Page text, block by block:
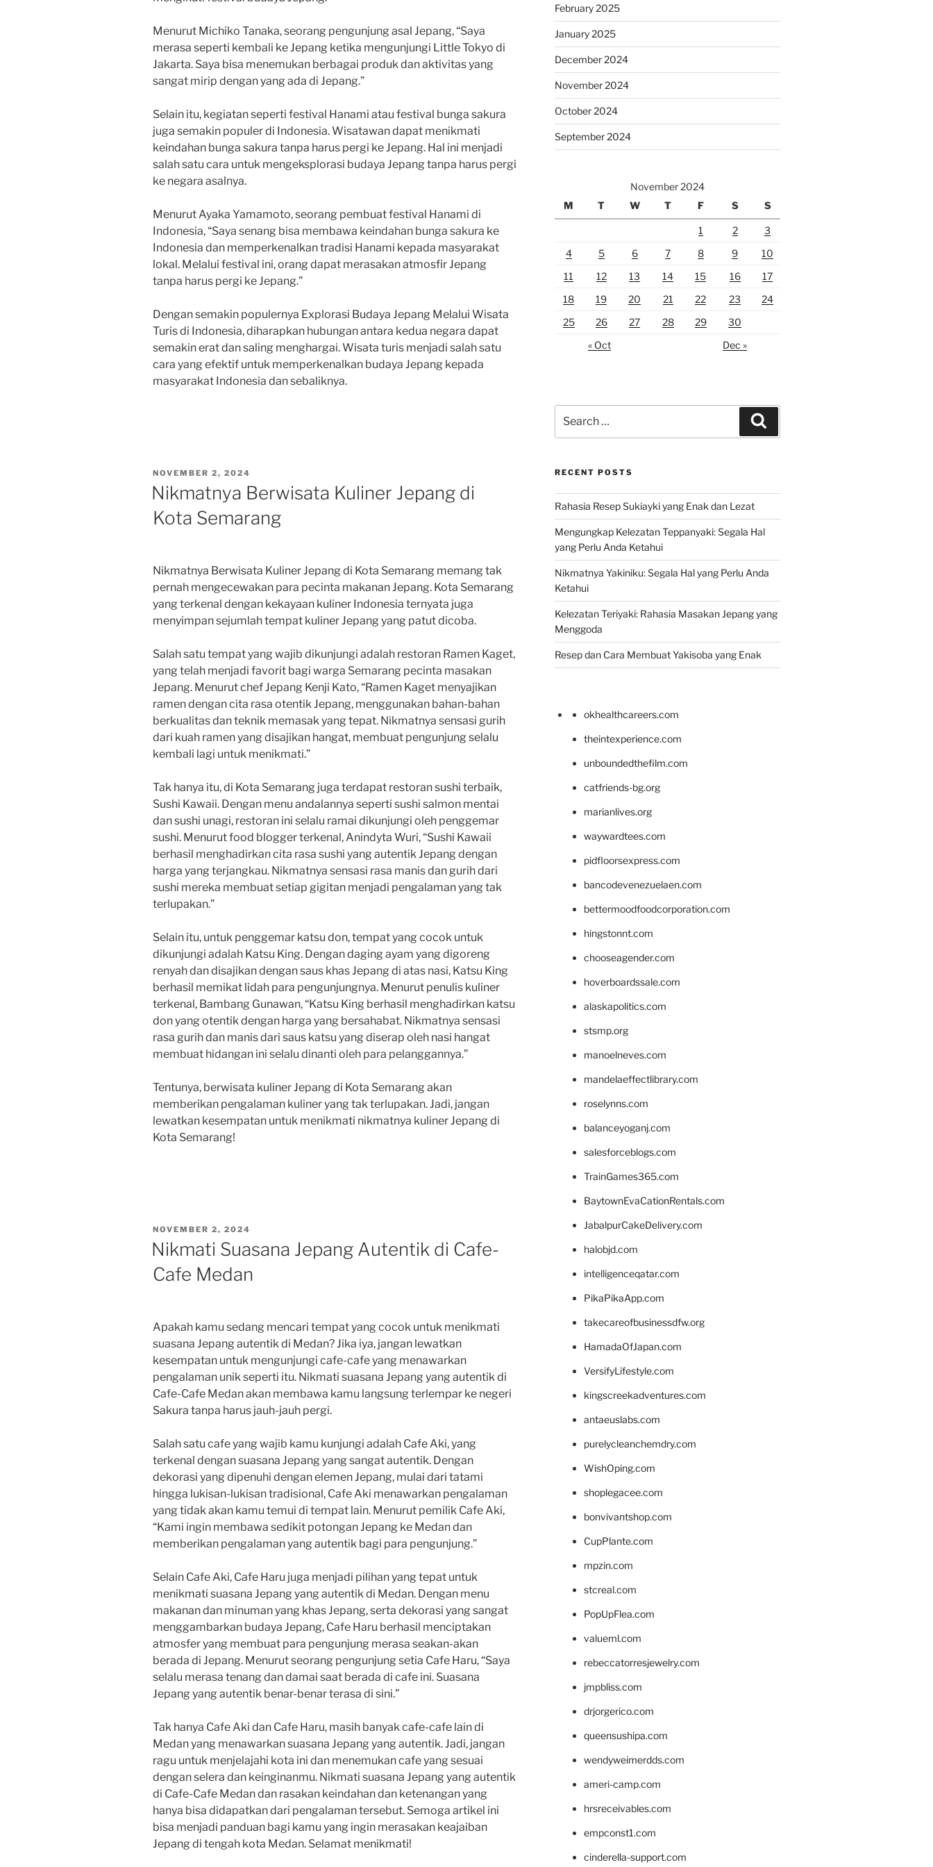
Menurut Michiko Tanaka, seorang pengunjung asal Jepang, “Saya
merasa seperti kembali ke Jepang ketika mengunjungi Little Tokyo di
Jakarta. Saya bisa menemukan berbagai produk dan aktivitas yang
sangat mirip dengan yang ada di Jepang.”
Selain itu, kegiatan seperti festival Hanami atau festival bunga sakura
juga semakin populer di Indonesia. Wisatawan dapat menikmati
keindahan bunga sakura tanpa harus pergi ke Jepang. Hal ini menjadi
salah satu cara untuk mengeksplorasi budaya Jepang tanpa harus pergi
ke negara asalnya.
Menurut Ayaka Yamamoto, seorang pembuat festival Hanami di
Indonesia, “Saya senang bisa membawa keindahan bunga sakura ke
Indonesia dan memperkenalkan tradisi Hanami kepada masyarakat
lokal. Melalui festival ini, orang dapat merasakan atmosfir Jepang
tanpa harus pergi ke Jepang.”
Dengan semakin populernya Explorasi Budaya Jepang Melalui Wisata
Turis di Indonesia, diharapkan hubungan antara kedua negara dapat
semakin erat dan saling menghargai. Wisata turis menjadi salah satu
cara yang efektif untuk memperkenalkan budaya Jepang kepada
masyarakat Indonesia dan sebaliknya.
POSTED
NOVEMBER 2, 2024
Nikmatnya Berwisata Kuliner Jepang di
Kota Semarang
Nikmatnya Berwisata Kuliner Jepang di Kota Semarang memang tak
pernah mengecewakan para pecinta makanan Jepang. Kota Semarang
yang terkenal dengan kekayaan kuliner Indonesia ternyata juga
menyimpan sejumlah tempat kuliner Jepang yang patut dicoba.
Salah satu tempat yang wajib dikunjungi adalah restoran Ramen Kaget,
yang telah menjadi favorit bagi warga Semarang pecinta masakan
Jepang. Menurut chef Jepang Kenji Kato, “Ramen Kaget menyajikan
ramen dengan cita rasa otentik Jepang, menggunakan bahan-bahan
berkualitas dan teknik memasak yang tepat. Nikmatnya sensasi gurih
dari kuah ramen yang disajikan hangat, membuat pengunjung selalu
kembali lagi untuk menikmati.”
Tak hanya itu, di Kota Semarang juga terdapat restoran sushi terbaik,
Sushi Kawaii. Dengan menu andalannya seperti sushi salmon mentai
dan sushi unagi, restoran ini selalu ramai dikunjungi oleh penggemar
sushi. Menurut food blogger terkenal, Anindyta Wuri, “Sushi Kawaii
berhasil menghadirkan cita rasa sushi yang autentik Jepang dengan
harga yang terjangkau. Nikmatnya sensasi rasa manis dan gurih dari
sushi mereka membuat setiap gigitan menjadi pengalaman yang tak
terlupakan.”
Selain itu, untuk penggemar katsu don, tempat yang cocok untuk
dikunjungi adalah Katsu King. Dengan daging ayam yang digoreng
renyah dan disajikan dengan saus khas Jepang di atas nasi, Katsu King
berhasil memikat lidah para pengunjungnya. Menurut penulis kuliner
terkenal, Bambang Gunawan, “Katsu King berhasil menghadirkan katsu
don yang otentik dengan harga yang bersahabat. Nikmatnya sensasi
rasa gurih dan manis dari saus katsu yang diserap oleh nasi hangat
membuat hidangan ini selalu dinanti oleh para pelanggannya.”
Tentunya, berwisata kuliner Jepang di Kota Semarang akan
memberikan pengalaman kuliner yang tak terlupakan. Jadi, jangan
lewatkan kesempatan untuk menikmati nikmatnya kuliner Jepang di
Kota Semarang!
POSTED
ON
NOVEMBER 2, 2024
Nikmati Suasana Jepang Autentik di Cafe-
Cafe Medan
Apakah kamu sedang mencari tempat yang cocok untuk menikmati
suasana Jepang autentik di Medan? Jika iya, jangan lewatkan
kesempatan untuk mengunjungi cafe-cafe yang menawarkan
pengalaman unik seperti itu. Nikmati suasana Jepang yang autentik di
Cafe-Cafe Medan akan membawa kamu langsung terlempar ke negeri
Sakura tanpa harus jauh-jauh pergi.
Salah satu cafe yang wajib kamu kunjungi adalah Cafe Aki, yang
terkenal dengan suasana Jepang yang sangat autentik. Dengan
dekorasi yang dipenuhi dengan elemen Jepang, mulai dari tatami
hingga lukisan-lukisan tradisional, Cafe Aki menawarkan pengalaman
yang tidak akan kamu temui di tempat lain. Menurut pemilik Cafe Aki,
“Kami ingin membawa sedikit potongan Jepang ke Medan dan
memberikan pengalaman yang autentik bagi para pengunjung.”
Selain Cafe Aki, Cafe Haru juga menjadi pilihan yang tepat untuk
menikmati suasana Jepang yang autentik di Medan. Dengan menu
makanan dan minuman yang khas Jepang, serta dekorasi yang sangat
menggambarkan budaya Jepang, Cafe Haru berhasil menciptakan
atmosfer yang membuat para pengunjung merasa seakan-akan
berada di Jepang. Menurut seorang pengunjung setia Cafe Haru, “Saya
selalu merasa tenang dan damai saat berada di cafe ini. Suasana
Jepang yang autentik benar-benar terasa di sini.”
Tak hanya Cafe Aki dan Cafe Haru, masih banyak cafe-cafe lain di
Medan yang menawarkan suasana Jepang yang autentik. Jadi, jangan
ragu untuk menjelajahi kota ini dan menemukan cafe yang sesuai
dengan selera dan keinginanmu. Nikmati suasana Jepang yang autentik
di Cafe-Cafe Medan dan rasakan keindahan dan ketenangan yang
hanya bisa didapatkan dari pengalaman tersebut. Semoga artikel ini
bisa menjadi panduan bagi kamu yang ingin merasakan keajaiban
Jepang di tengah kota Medan. Selamat menikmati!
February 2025
January 2025
December 2024
November 2024
October 2024
September 2024
November 2024
M
T W T F S S
1 2
3
4
5 6 7 8 9
10
11
12 13 14 15 16
17
18
19 20 21 22 23
24
25
26 27 28 29
30
« Oct
Dec »
for:
RECENT POSTS
Rahasia Resep Sukiayki yang Enak dan Lezat
Mengungkap Kelezatan Teppanyaki: Segala Hal
yang Perlu Anda Ketahui
Nikmatnya Yakiniku: Segala Hal yang Perlu Anda
Ketahui
Kelezatan Teriyaki: Rahasia Masakan Jepang yang
Menggoda
Resep dan Cara Membuat Yakisoba yang Enak
okhealthcareers.com
theintexperience.com
unboundedthefilm.com
catfriends-bg.org
marianlives.org
waywardtees.com
pidfloorsexpress.com
bancodevenezuelaen.com
bettermoodfoodcorporation.com
hingstonnt.com
chooseagender.com
hoverboardssale.com
alaskapolitics.com
stsmp.org
manoelneves.com
mandelaeffectlibrary.com
roselynns.com
balanceyoganj.com
salesforceblogs.com
TrainGames365.com
BaytownEvaCationRentals.com
JabalpurCakeDelivery.com
halobjd.com
intelligenceqatar.com
PikaPikaApp.com
takecareofbusinessdfw.org
HamadaOfJapan.com
VersifyLifestyle.com
kingscreekadventures.com
antaeuslabs.com
purelycleanchemdry.com
WishOping.com
shoplegacee.com
bonvivantshop.com
CupPlante.com
mpzin.com
stcreal.com
PopUpFlea.com
valueml.com
rebeccatorresjewelry.com
jmpbliss.com
drjorgerico.com
queensushipa.com
wendyweimerdds.com
ameri-camp.com
hrsreceivables.com
empconst1.com
cinderella-support.com